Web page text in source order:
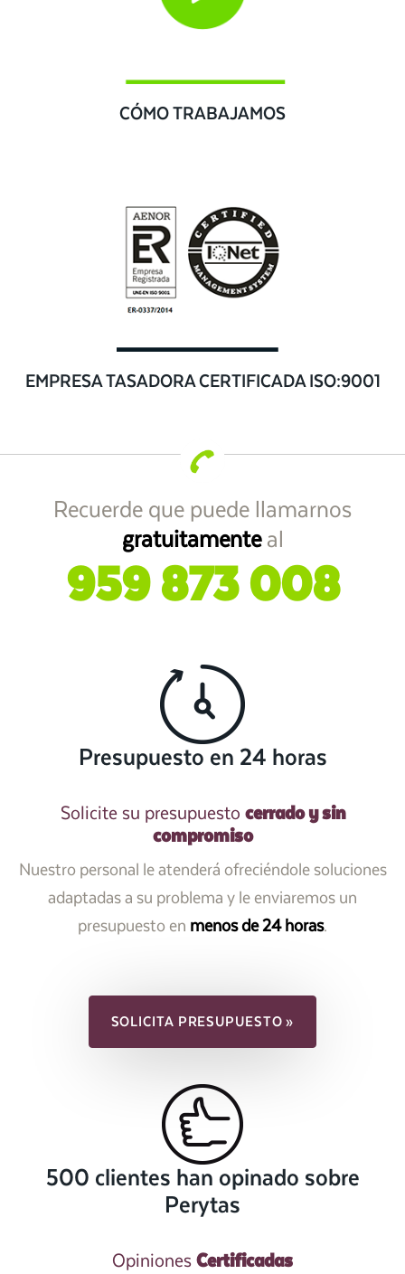
CÓMO TRABAJAMOS
EMPRESA TASADORA CERTIFICADA ISO:9001
Recuerde que puede llamarnos
gratuitamenteal
959 873 008
Presupuesto en 24 horas
Solicite su presupuesto cerrado y sin
compromiso
Nuestro personal le atenderá ofreciéndole soluciones
adaptadas a su problema y le enviaremos un
presupuesto en menos de 24 horas.
SOLICITA PRESUPUESTO »
500 clientes han opinado sobre
Perytas
Opiniones Certificadas